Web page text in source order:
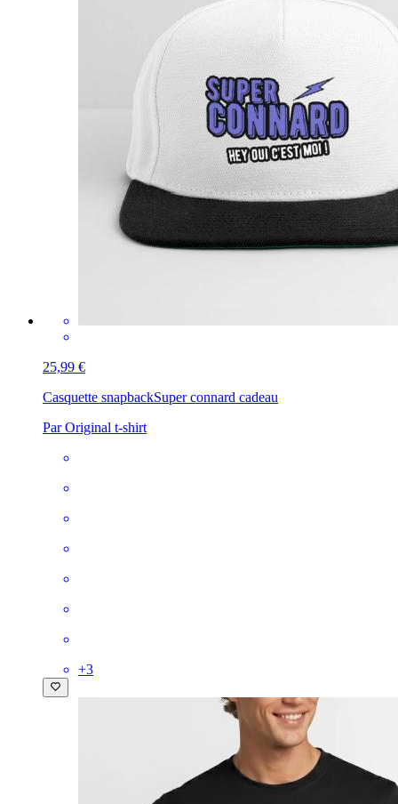
25,99 €
Casquette snapbackSuper connard cadeau
Par Original t-shirt
+3